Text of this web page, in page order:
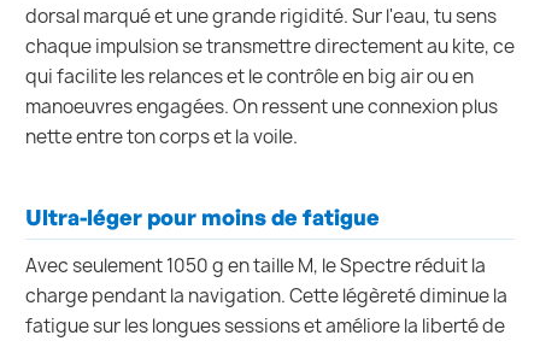
dorsal marqué et une grande rigidité. Sur l'eau, tu sens
chaque impulsion se transmettre directement au kite, ce
qui facilite les relances et le contrôle en big air ou en
manoeuvres engagées. On ressent une connexion plus
nette entre ton corps et la voile.
Ultra-léger pour moins de fatigue
Avec seulement 1050 g en taille M, le Spectre réduit la
charge pendant la navigation. Cette légèreté diminue la
fatigue sur les longues sessions et améliore la liberté de